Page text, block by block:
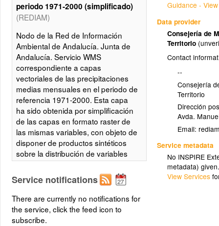
Guidance -
Data provider
Consejería de
Territorio
Contact
--
Consejería
Territorio
Dirección
Avda.
Email:
Service metadata
No INSPIRE
metadata)
View Services
periodo 1971-2000 (simplificado)
(REDIAM)
Nodo de la Red de Información
Ambiental de Andalucía. Junta de
Andalucía. Servicio WMS
correspondiente a capas
vectoriales de las precipitaciones
medias mensuales en el periodo de
referencia 1971-2000. Esta capa
ha sido obtenida por simplificación
de las capas en formato raster de
las mismas variables, con objeto de
disponer de productos sintéticos
sobre la distribución de variables
climáticas en Andalucía. La
información original a partir de la
cual se ha elaborado esta
información procede de las
estaciones meteorológicas de la
Agencia Estatal de Meteorología y
Service notifications
There are currently no notifications for
the service, click the feed icon to
subscribe.